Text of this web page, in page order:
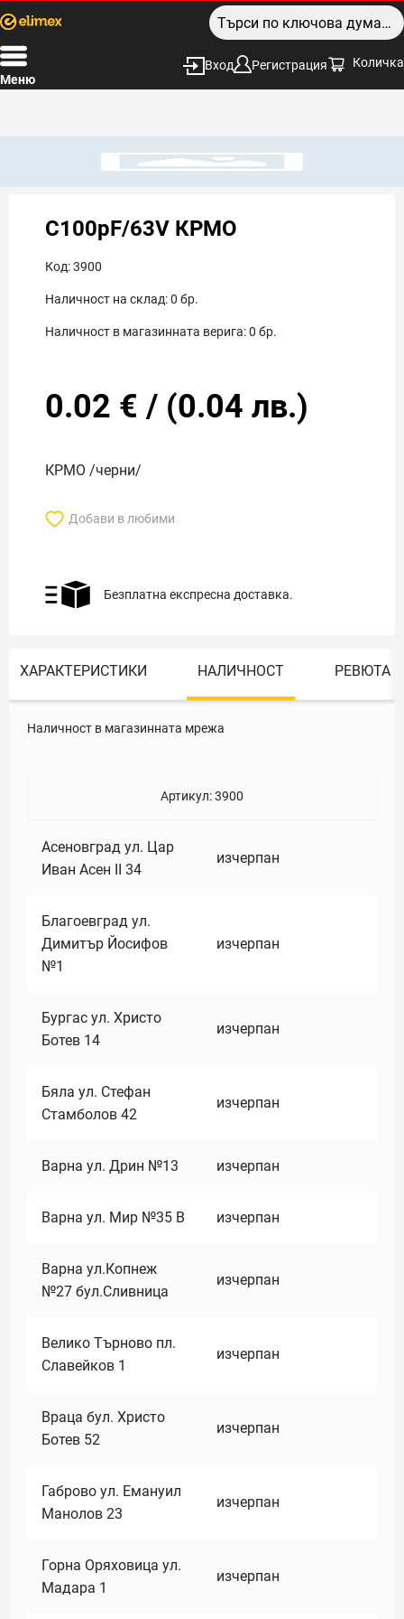
Меню
Вход Регистрация Количка
C100pF/63V КРМО
Код:3900
Наличност на склад:0 бр.
Наличност в магазинната верига:0 бр.
0.02 € / (0.04 лв.)
КРМО /черни/
Добави в любими
Безплатна експресна доставка.
ХАРАКТЕРИСТИКИ НАЛИЧНОСТ РЕВЮТА
Наличност в магазинната мрежа
Артикул:3900
Асеновград ул. Цар
Иван Асен II 34
изчерпан
Благоевград ул.
Димитър Йосифов
№1
изчерпан
Бургас ул. Христо
Ботев 14
изчерпан
Бяла ул. Стефан
Стамболов 42
изчерпан
Варна ул. Дрин №13 изчерпан
Варна ул. Мир №35 В изчерпан
Варна ул.Копнеж
№27 бул.Сливница
изчерпан
Велико Търново пл.
Славейков 1
изчерпан
Враца бул. Христо
Ботев 52
изчерпан
Габрово ул. Емануил
Манолов 23
изчерпан
Горна Оряховица ул.
Мадара 1
изчерпан